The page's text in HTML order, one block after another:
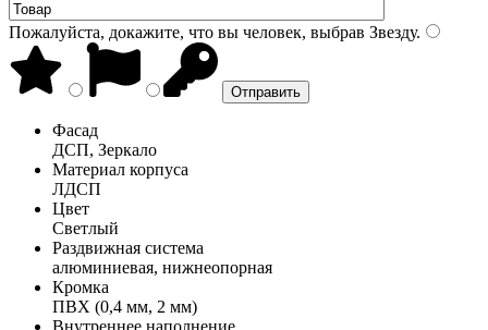
Пожалуйста, докажите, что вы человек, выбрав Звезду.
Фасад
ДСП, Зеркало
Материал корпуса
ЛДСП
Цвет
Светлый
Раздвижная система
алюминиевая, нижнеопорная
Кромка
ПВХ (0,4 мм, 2 мм)
Внутреннее наполнение